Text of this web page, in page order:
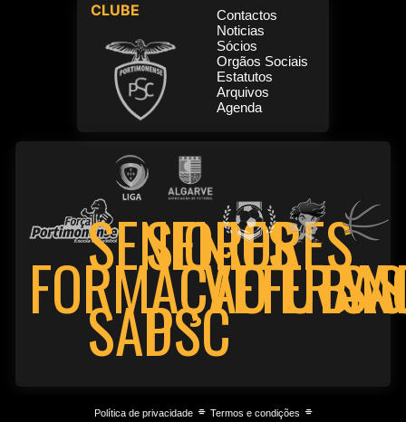
CLUBE
Contactos
Noticias
Sócios
Orgãos Sociais
Estatutos
Arquivos
Agenda
FORMAÇÃO
SENIORES
SAD
SENIORES
PSC
Política de privacidade⌯ Termos e condições ⌯